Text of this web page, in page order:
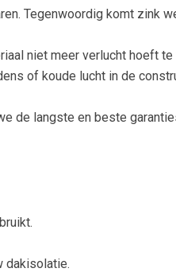
Tegenwoordig komt zink
niet meer verlucht hoeft
of koude lucht in de
de langste en beste
dakisolatie.